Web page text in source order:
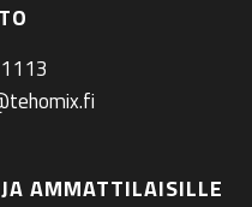
AMMATTILAISILLE